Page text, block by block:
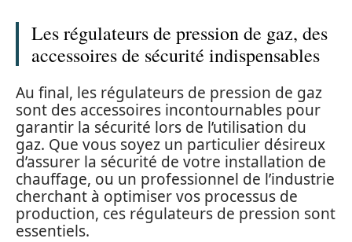
Les régulateurs de pression de gaz, des
accessoires de sécurité indispensables
Au final, les régulateurs de pression de gaz
sont des accessoires incontournables pour
garantir la sécurité lors de l’utilisation du
gaz. Que vous soyez un particulier désireux
d’assurer la sécurité de votre installation de
chauffage, ou un professionnel de l’industrie
cherchant à optimiser vos processus de
production, ces régulateurs de pression sont
essentiels.